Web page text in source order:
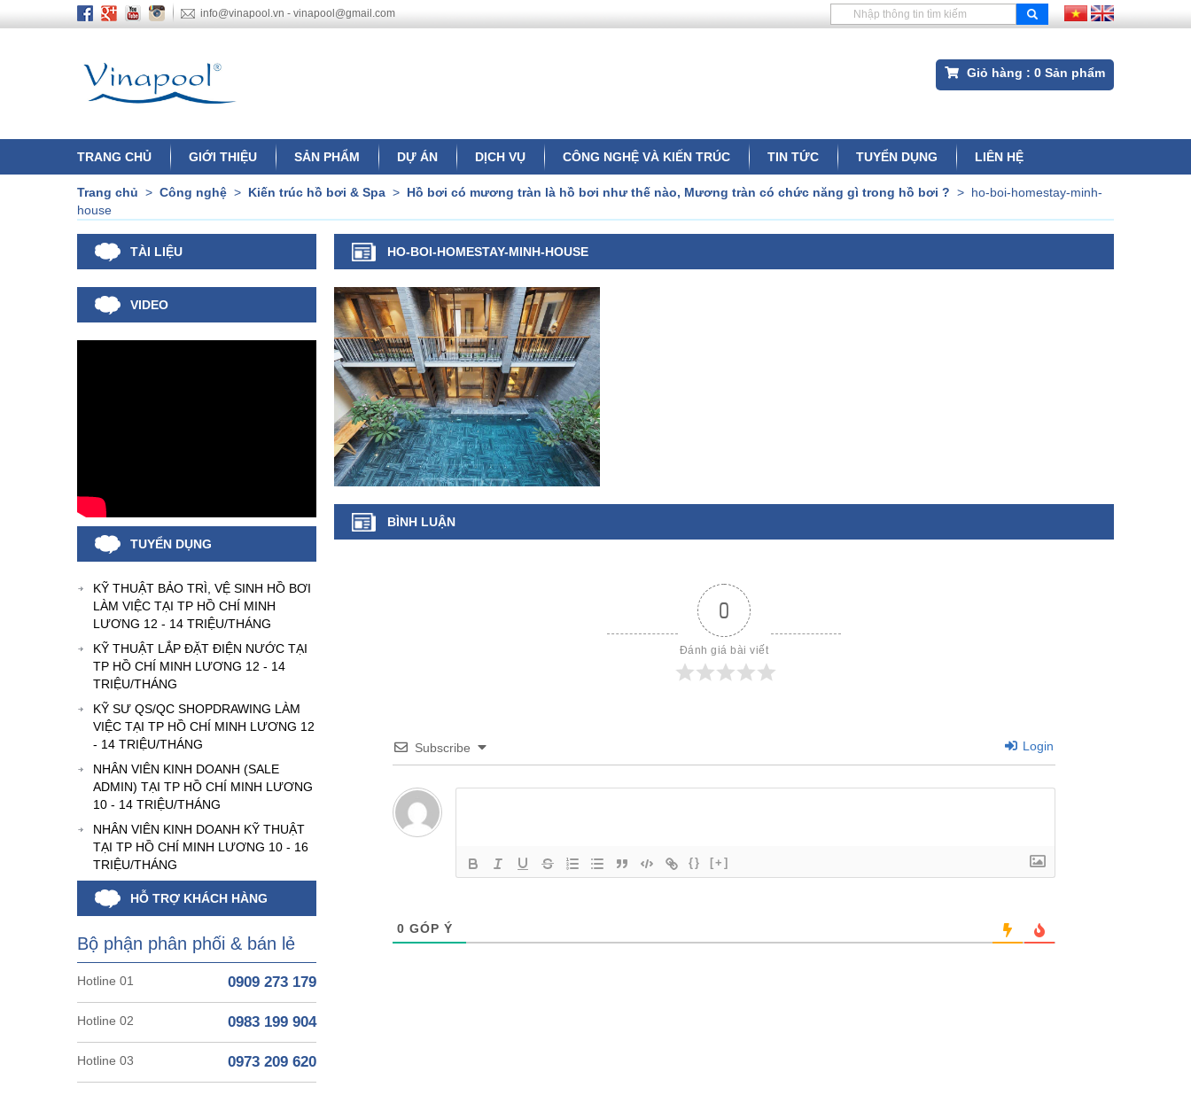
info@vinapool.vn - vinapool@gmail.com
Giỏ hàng : 0 Sản phẩm
TRANG CHỦ GIỚI THIỆU SẢN PHẨM DỰ ÁN DỊCH VỤ CÔNG NGHỆ VÀ KIẾN TRÚC TIN TỨC TUYỂN DỤNG LIÊN HỆ
Trang chủ > Công nghệ > Kiến trúc hồ bơi & Spa > Hồ bơi có mương tràn là hồ bơi như thế nào, Mương tràn có chức năng gì trong hồ bơi ? > ho-boi-homestay-minh-
house
TÀI LIỆU
VIDEO
TUYỂN DỤNG
KỸ THUẬT BẢO TRÌ, VỆ SINH HỒ BƠI
LÀM VIỆC TẠI TP HỒ CHÍ MINH
LƯƠNG 12 - 14 TRIỆU/THÁNG
KỸ THUẬT LẮP ĐẶT ĐIỆN NƯỚC TẠI
TP HỒ CHÍ MINH LƯƠNG 12 - 14
TRIỆU/THÁNG
KỸ SƯ QS/QC SHOPDRAWING LÀM
VIỆC TẠI TP HỒ CHÍ MINH LƯƠNG 12
- 14 TRIỆU/THÁNG
NHÂN VIÊN KINH DOANH (SALE
ADMIN) TẠI TP HỒ CHÍ MINH LƯƠNG
10 - 14 TRIỆU/THÁNG
NHÂN VIÊN KINH DOANH KỸ THUẬT
TẠI TP HỒ CHÍ MINH LƯƠNG 10 - 16
TRIỆU/THÁNG
HỖ TRỢ KHÁCH HÀNG
Bộ phận phân phối & bán lẻ
Hotline 01 0909 273 179
Hotline 02 0983 199 904
Hotline 03 0973 209 620
HO-BOI-HOMESTAY-MINH-HOUSE
BÌNH LUẬN
0
Đánh giá bài viết
Subscribe Login
{} [+]
0 GÓP Ý